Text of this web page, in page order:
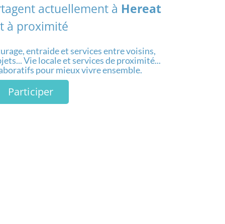
actuellement à Hereat
à proximité
entraide et services entre voisins,
Vie locale et services de proximité...
pour mieux vivre ensemble.
Participer